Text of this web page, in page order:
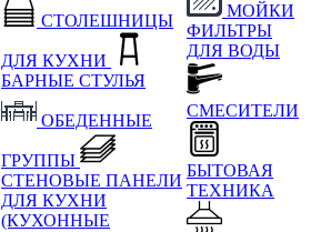
СТОЛЕШНИЦЫ
ДЛЯ КУХНИ
БАРНЫЕ СТУЛЬЯ
ОБЕДЕННЫЕ
ГРУППЫ
СТЕНОВЫЕ ПАНЕЛИ
ДЛЯ КУХНИ
(КУХОННЫЕ
МОЙКИ
ФИЛЬТРЫ
ДЛЯ ВОДЫ
СМЕСИТЕЛИ
БЫТОВАЯ
ТЕХНИКА